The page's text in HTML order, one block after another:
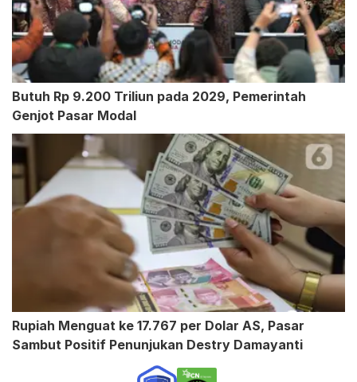
Butuh Rp 9.200 Triliun pada 2029, Pemerintah
Genjot Pasar Modal
Rupiah Menguat ke 17.767 per Dolar AS, Pasar
Sambut Positif Penunjukan Destry Damayanti